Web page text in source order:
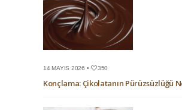
14 MAYIS 2026 • 350
Konçlama: Çikolatanın Pürüzsüzlüğü